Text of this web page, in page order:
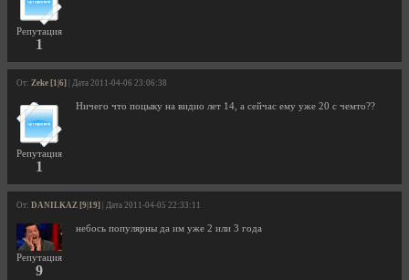
Репутация
1
От: Zeke [1|6] | Дата 2011-04-06 23:06:38
Репутация
1
Ничего что поцыку на видио лет 14, а сейчас ему уже 20 с чемто??
От: DANILKAZ [9|19] | Дата 2011-04-05 22:33:11
Репутация
9
небось популярны да им уже 2 или 3 года